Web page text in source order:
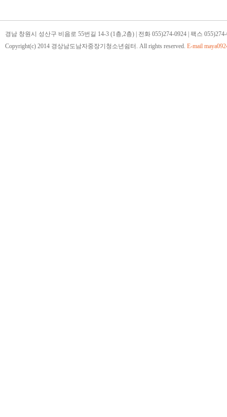
경남 창원시 성산구 비음로 55번길 14-3 (1층,2층) | 전화 055)274-0924 | 팩스
Copyright(c) 2014 경상남도남자중장기청소년쉼터. All rights reserved. E-mail